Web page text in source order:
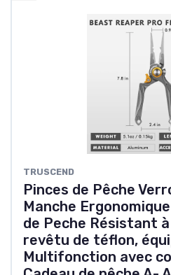
TRUSCEND
Pinces de Pêche
Manche
de Peche Résistant
revêtu de téflon,
Multifonction avec